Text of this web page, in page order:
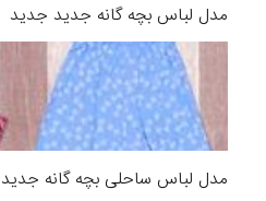
مدل لباس بچه گانه جدید جدید
مدل لباس ساحلی بچه گانه جدید